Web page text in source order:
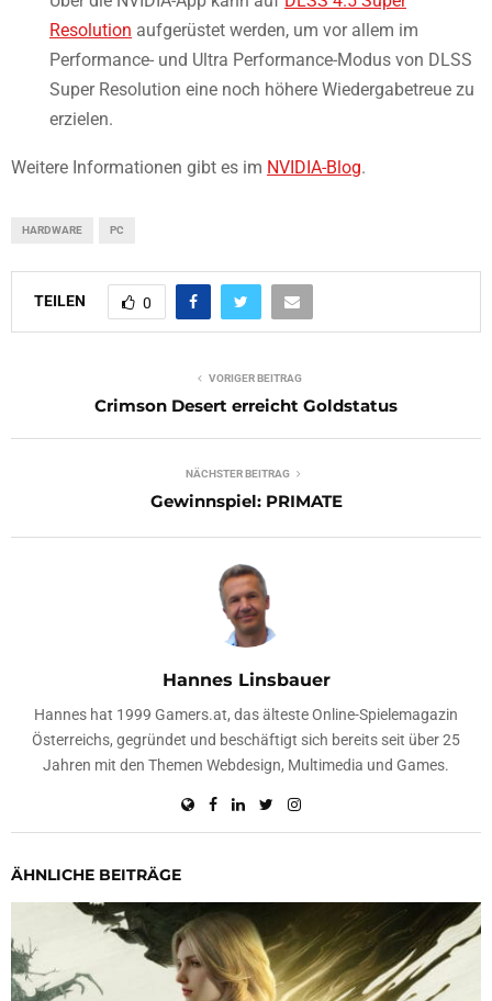
Resolution aufgerüstet werden, um vor allem im
Performance- und Ultra Performance-Modus von DLSS
Super Resolution eine noch höhere Wiedergabetreue zu
erzielen.
Weitere Informationen gibt es im NVIDIA-Blog.
HARDWARE PC
TEILEN 0
VORIGER BEITRAG
Crimson Desert erreicht Goldstatus
NÄCHSTER BEITRAG
Gewinnspiel: PRIMATE
Hannes Linsbauer
Hannes hat 1999 Gamers.at, das älteste Online-Spielemagazin
Österreichs, gegründet und beschäftigt sich bereits seit über 25
Jahren mit den Themen Webdesign, Multimedia und Games.
ÄHNLICHE BEITRÄGE